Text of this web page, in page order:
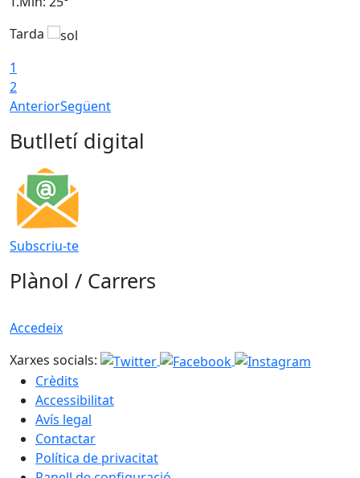
Tarda
1
2
AnteriorSegüent
Butlletí digital
Subscriu-te
Plànol / Carrers
Accedeix
Xarxes socials:
Crèdits
Accessibilitat
Avís legal
Contactar
Política de privacitat